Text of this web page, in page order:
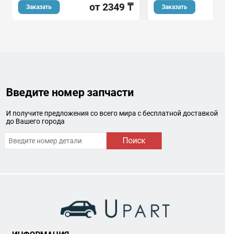
Заказать от 2349 ₸ Заказать
Введите номер запчасти
И получите предложения со всего мира с бесплатной доставкой
до Вашего города
Поиск